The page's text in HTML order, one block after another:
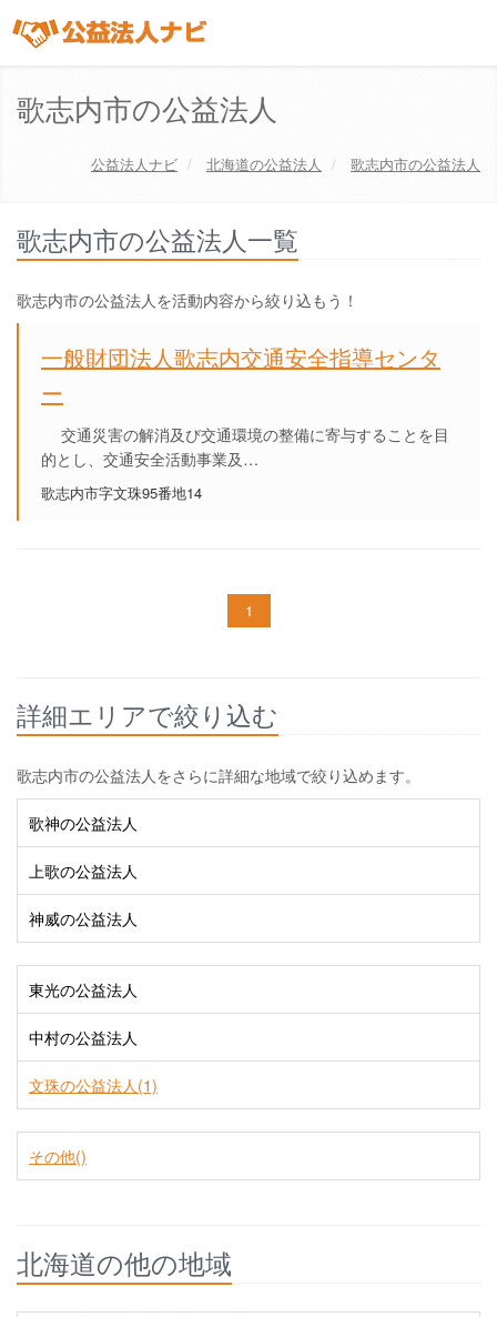
歌志内市の公益法人
公益法人ナビ 北海道の公益法人 歌志内市の公益法人
歌志内市の公益法人一覧
歌志内市の公益法人を活動内容から絞り込もう！
一般財団法人歌志内交通安全指導センタ
ー
交通災害の解消及び交通環境の整備に寄与することを目
的とし、交通安全活動事業及…
歌志内市字文珠95番地14
1
詳細エリアで絞り込む
歌志内市の公益法人をさらに詳細な地域で絞り込めます。
歌神の公益法人
上歌の公益法人
神威の公益法人
東光の公益法人
中村の公益法人
文珠の公益法人(1)
その他()
北海道の他の地域